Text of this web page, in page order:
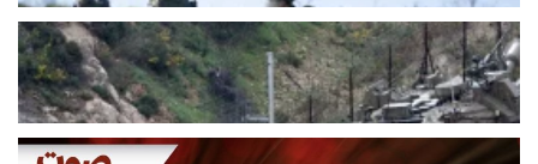
ردّ إسرائيل على هجوم “حزب الله” الذي
أسفر عن مقتل جنديَين...
اخبار محلية أغسطس 8, 2026
قصف محيط بلدة المنصوري واصابة عدد